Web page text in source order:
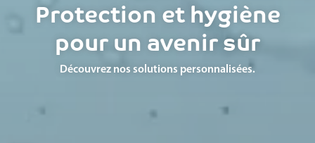
Protection et hygiène
pour un avenir sûr
Découvrez nos solutions personnalisées.